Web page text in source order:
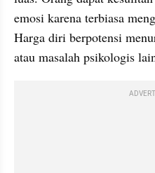
emosi karena terbiasa
Harga diri berpotensi
atau masalah psikologis